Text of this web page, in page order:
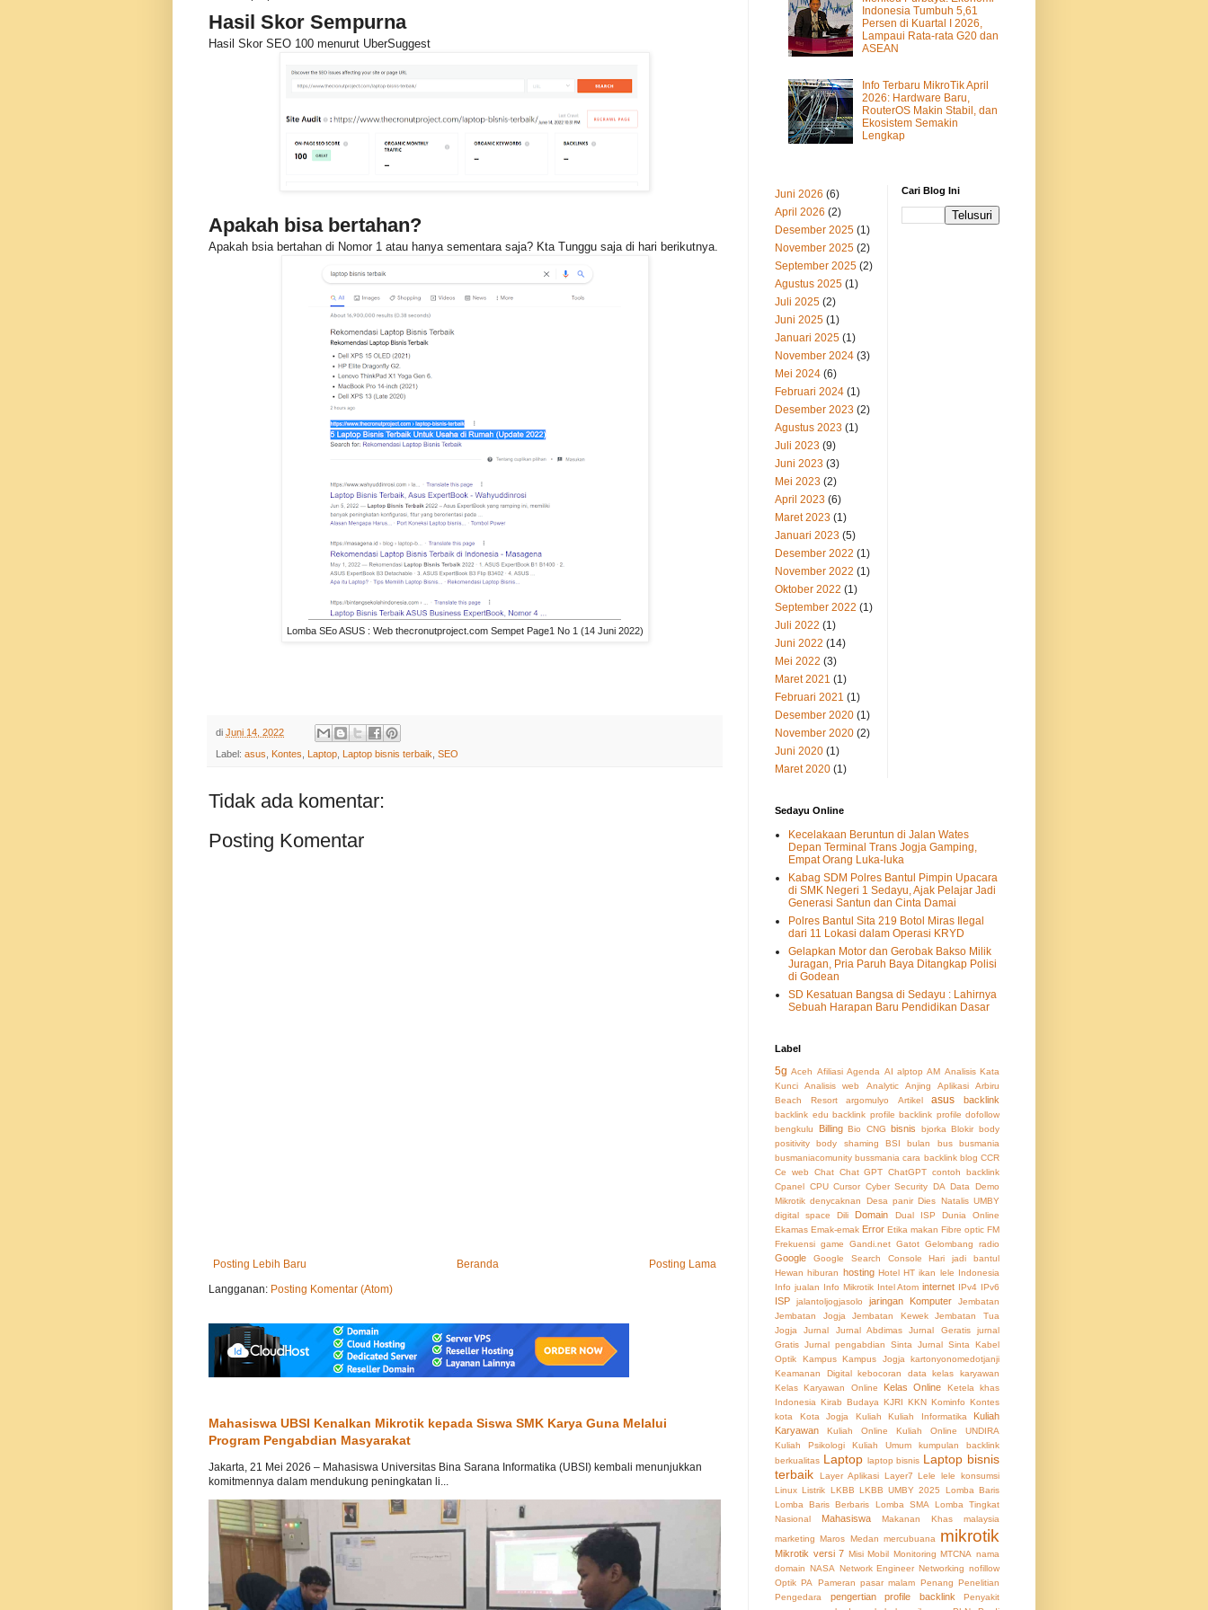
Hasil Skor Sempurna
Hasil Skor SEO 100 menurut UberSuggest
Apakah bisa bertahan?
Apakah bsia bertahan di Nomor 1 atau hanya sementara saja? Kta Tunggu saja di hari berikutnya.
Lomba SEo ASUS : Web thecronutproject.com Sempet Page1 No 1 (14 Juni 2022)
di Juni 14, 2022
Label: asus Kontes Laptop Laptop bisnis terbaik SEO
Tidak ada komentar:
Posting Komentar
Posting Lebih Baru Posting Lama
Beranda
Langganan: Posting Komentar (Atom)
Mahasiswa UBSI Kenalkan Mikrotik kepada Siswa SMK Karya Guna Melalui
Program Pengabdian Masyarakat
Jakarta, 21 Mei 2026 – Mahasiswa Universitas Bina Sarana Informatika (UBSI) kembali menunjukkan
komitmennya dalam mendukung peningkatan li...
Indonesia Tumbuh 5,61
Persen di Kuartal I 2026,
Lampaui Rata-rata G20 dan
ASEAN
Info Terbaru MikroTik April
2026: Hardware Baru,
RouterOS Makin Stabil, dan
Ekosistem Semakin
Lengkap
Juni 2026 (6)
April 2026 (2)
Desember 2025 (1)
November 2025 (2)
September 2025 (2)
Agustus 2025 (1)
Juli 2025 (2)
Juni 2025 (1)
Januari 2025 (1)
November 2024 (3)
Mei 2024 (6)
Februari 2024 (1)
Desember 2023 (2)
Agustus 2023 (1)
Juli 2023 (9)
Juni 2023 (3)
Mei 2023 (2)
April 2023 (6)
Maret 2023 (1)
Januari 2023 (5)
Desember 2022 (1)
November 2022 (1)
Oktober 2022 (1)
September 2022 (1)
Juli 2022 (1)
Juni 2022 (14)
Mei 2022 (3)
Maret 2021 (1)
Februari 2021 (1)
Desember 2020 (1)
November 2020 (2)
Juni 2020 (1)
Maret 2020 (1)
Cari Blog Ini
Sedayu Online
Kecelakaan Beruntun di Jalan Wates
Depan Terminal Trans Jogja Gamping,
Empat Orang Luka-luka
Kabag SDM Polres Bantul Pimpin Upacara
di SMK Negeri 1 Sedayu, Ajak Pelajar Jadi
Generasi Santun dan Cinta Damai
Polres Bantul Sita 219 Botol Miras Ilegal
dari 11 Lokasi dalam Operasi KRYD
Gelapkan Motor dan Gerobak Bakso Milik
Juragan, Pria Paruh Baya Ditangkap Polisi
di Godean
SD Kesatuan Bangsa di Sedayu : Lahirnya
Sebuah Harapan Baru Pendidikan Dasar
Label
5g Aceh Afiliasi Agenda AI alptop AM Analisis Kata
Kunci
Analisis web Analytic Anjing Aplikasi
Arbiru
Beach Resort
argomulyo Artikel asus backlink
backlink edu backlink profile backlink profile dofollow
bengkulu
Billing Bio CNG bisnis bjorka Blokir body
positivity
body shaming BSI bulan bus
busmania
busmaniacomunity bussmania cara backlink blog CCR
Ce web
Chat Chat GPT ChatGPT contoh backlink
Cpanel CPU Cursor Cyber Security DA Data
Demo
Mikrotik denycaknan Desa panir Dies Natalis UMBY
digital space
Dili Domain Dual ISP
Dunia Online
Ekamas Emak-emak Error Etika makan Fibre optic FM
Frekuensi game Gandi.net Gatot Gelombang radio
Google Google Search Console
Hari jadi bantul
Hewan hiburan hosting Hotel HT ikan lele Indonesia
Info jualan Info Mikrotik Intel Atom internet IPv4 IPv6
ISP jalantoljogjasolo jaringan Komputer
Jembatan
Jembatan Jogja
Jembatan Kewek
Jembatan Tua
Jogja
Jurnal Jurnal Abdimas Jurnal Geratis
jurnal
Gratis Jurnal pengabdian Sinta Jurnal Sinta
Kabel
Optik
Kampus Kampus Jogja
kartonyonomedotjanji
Keamanan Digital
kebocoran data
kelas karyawan
Kelas Karyawan Online
Kelas Online Ketela
khas
Indonesia Kirab Budaya KJRI KKN Kominfo Kontes
kota
Kota Jogja Kuliah Kuliah Informatika
Kuliah
Karyawan
Kuliah Online
Kuliah Online UNDIRA
Kuliah Psikologi
Kuliah Umum
kumpulan backlink
berkualitas Laptop laptop bisnis Laptop bisnis
terbaik
Layer Aplikasi Layer7 Lele
lele konsumsi
Linux Listrik LKBB LKBB UMBY 2025
Lomba Baris
Lomba Baris Berbaris
Lomba SMA
Lomba Tingkat
Nasional
Mahasiswa Makanan Khas
malaysia
marketing Maros Medan mercubuana mikrotik
Mikrotik versi 7 Misi Mobil Monitoring MTCNA nama
domain NASA Network Engineer Networking nofillow
Optik PA Pameran pasar malam Penang Penelitian
Pengedara
pengertian profile backlink
Penyakit